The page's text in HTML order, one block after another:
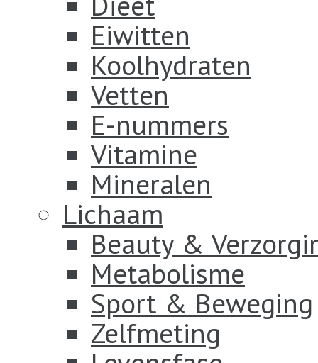
Eiwitten
Koolhydraten
Vetten
E-nummers
Vitamine
Mineralen
Lichaam
Beauty &
Metabolisme
Sport & Beweging
Zelfmeting